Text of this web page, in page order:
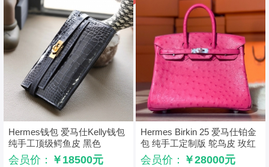
Hermes钱包 爱马仕Kelly钱包
纯手工顶级鳄鱼皮 黑色
会员价： ￥18500元
Hermes Birkin 25 爱马仕铂金
包 纯手工定制版 鸵鸟皮 玫红
色
会员价： ￥28000元